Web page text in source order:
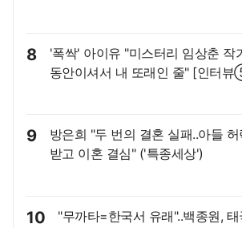
8
'폭싹' 아이유 "미스터리 임상춘 작
동안이셔서 내 또래인 줄" [인터
9
방은희 "두 번의 결혼 실패..아들 허
받고 이혼 결심" ('특종세상')
10
"무까타=한국서 유래"..백종원,